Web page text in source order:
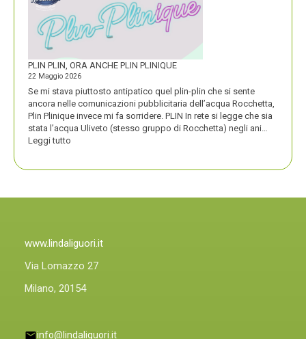
PLIN PLIN, ORA ANCHE PLIN PLINIQUE
22 Maggio 2026
Se mi stava piuttosto antipatico quel plin-plin che si sente
ancora nelle comunicazioni pubblicitaria dell’acqua Rocchetta,
Plin Plinique invece mi fa sorridere. PLIN In rete si legge che sia
stata l’acqua Uliveto (stesso gruppo di Rocchetta) negli ani…
Leggi tutto
www.lindaliguori.it
Via Lomazzo 27
Milano, 20154
info@lindaliguori.it